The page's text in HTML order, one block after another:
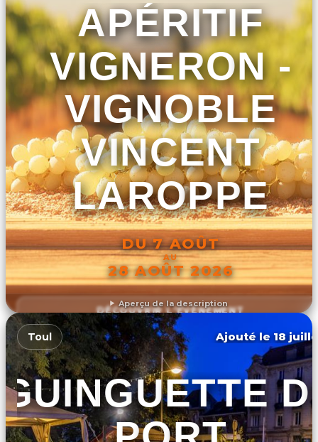
Aperçu de la description
APÉRITIF
VIGNERON -
VIGNOBLE
VINCENT
LAROPPE
DU 7 AOÛT
AU
28 AOÛT 2026
DÉCOUVRIR L'ÉVÉNEMENT
Toul Ajouté le 18
GUINGUETTE